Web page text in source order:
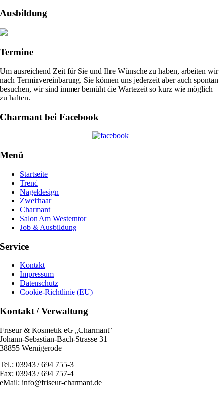
Ausbildung
Termine
Um ausreichend Zeit für Sie und Ihre Wünsche zu haben, arbeiten wir
nach Terminvereinbarung. Sie können uns jederzeit aber auch spontan
besuchen, wir sind immer bemüht die Wartezeit so kurz wie möglich
zu halten.
Charmant bei Facebook
Menü
Startseite
Trend
Nageldesign
Zweithaar
Charmant
Salon Am Westerntor
Job & Ausbildung
Service
Kontakt
Impressum
Datenschutz
Cookie-Richtlinie (EU)
Kontakt / Verwaltung
Friseur & Kosmetik eG „Charmant“
Johann-Sebastian-Bach-Strasse 31
38855 Wernigerode
Tel.: 03943 / 694 755-3
Fax: 03943 / 694 757-4
eMail: info@friseur-charmant.de